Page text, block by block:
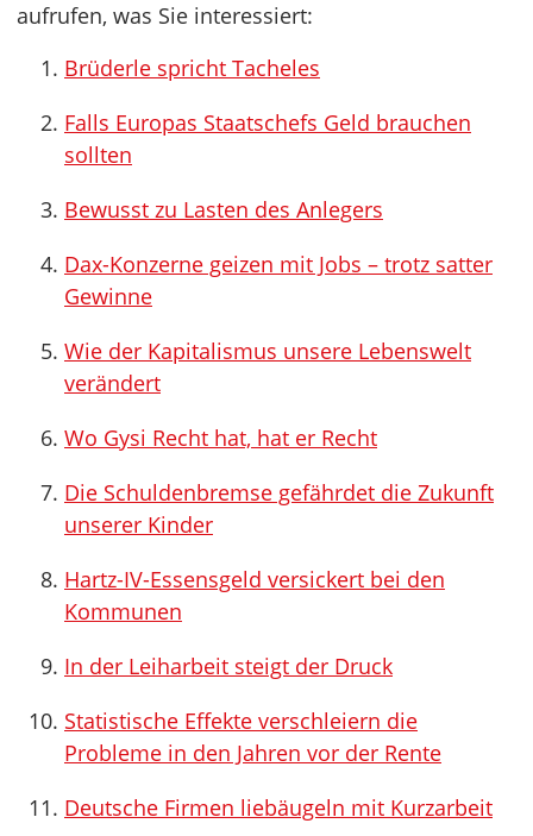
aufrufen, was Sie interessiert:
Brüderle spricht Tacheles
Falls Europas Staatschefs Geld brauchen
sollten
Bewusst zu Lasten des Anlegers
Dax-Konzerne geizen mit Jobs – trotz satter
Gewinne
Wie der Kapitalismus unsere Lebenswelt
verändert
Wo Gysi Recht hat, hat er Recht
Die Schuldenbremse gefährdet die Zukunft
unserer Kinder
Hartz-IV-Essensgeld versickert bei den
Kommunen
In der Leiharbeit steigt der Druck
Statistische Effekte verschleiern die
Probleme in den Jahren vor der Rente
Deutsche Firmen liebäugeln mit Kurzarbeit